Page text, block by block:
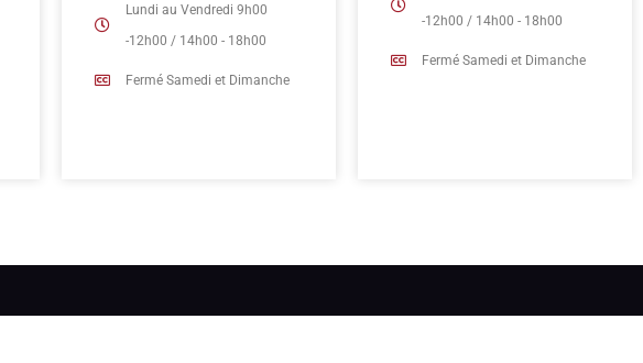
Lundi au Vendredi 9h00
-12h00 / 14h00 - 18h00
Fermé Samedi et Dimanche
-12h00 / 14h00 - 18h00
Fermé Samedi et Dimanche